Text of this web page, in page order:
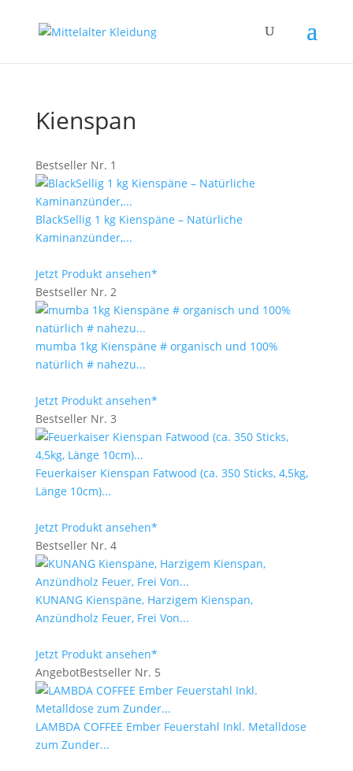
Kienspan
Bestseller Nr. 1
BlackSellig 1 kg Kienspäne – Natürliche
Kaminanzünder,...
Jetzt Produkt ansehen*
Bestseller Nr. 2
mumba 1kg Kienspäne # organisch und 100%
natürlich # nahezu...
Jetzt Produkt ansehen*
Bestseller Nr. 3
Feuerkaiser Kienspan Fatwood (ca. 350 Sticks, 4,5kg,
Länge 10cm)...
Jetzt Produkt ansehen*
Bestseller Nr. 4
KUNANG Kienspäne, Harzigem Kienspan,
Anzündholz Feuer, Frei Von...
Jetzt Produkt ansehen*
AngebotBestseller Nr. 5
LAMBDA COFFEE Ember Feuerstahl Inkl. Metalldose
zum Zunder...